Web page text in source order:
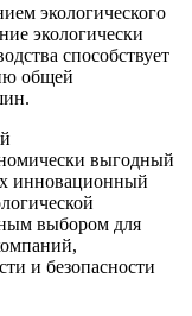
экологического
экологически
способствует
общей
выгодный
инновационный
выбором для
и безопасности